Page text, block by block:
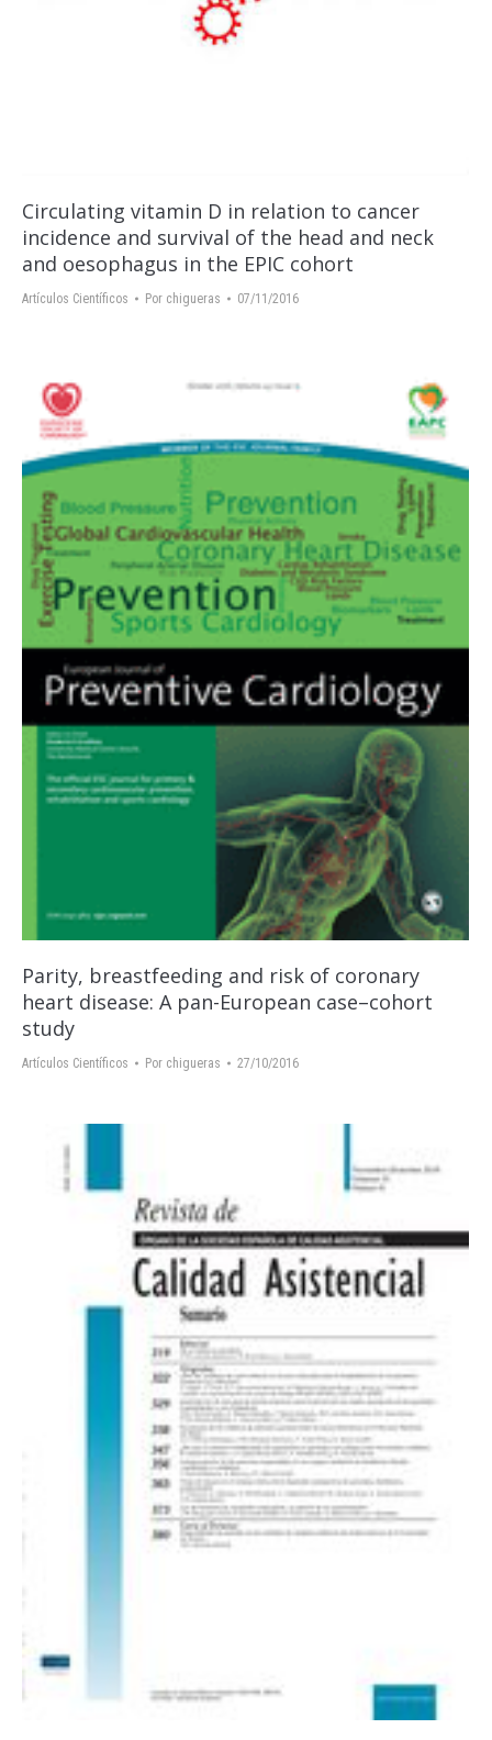
Circulating vitamin D in relation to cancer
incidence and survival of the head and neck
and oesophagus in the EPIC cohort
Artículos Científicos Por chigueras 07/11/2016
Parity, breastfeeding and risk of coronary
heart disease: A pan-European case–cohort
study
Artículos Científicos Por chigueras 27/10/2016